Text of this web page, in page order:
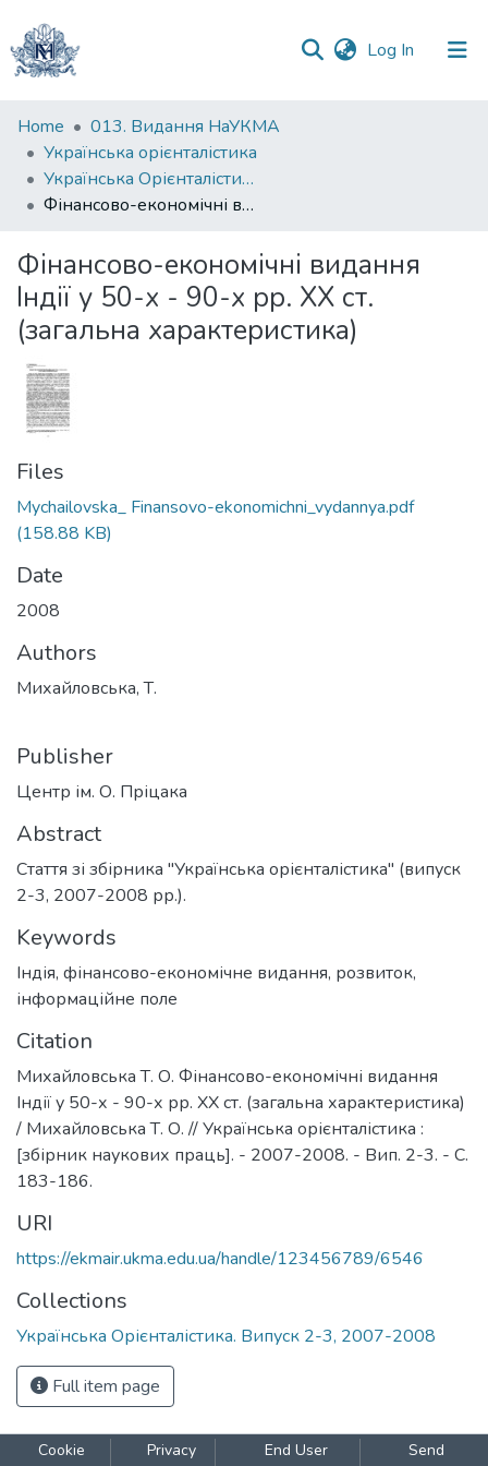
Log In (current)
Communities
&
Collections
Statistics
Home
013. Видання НаУКМА
Українська орієнталістика
Українська Орієнталістика. Випуск 2-3, 2007-2008
Фінансово-економічні видання Індії у 50-х - 90-х рр. ХХ ст. (загальна характеристика)
Фінансово-економічні видання
Індії у 50-х - 90-х рр. ХХ ст.
(загальна характеристика)
Files
Mychailovska_ Finansovo-ekonomichni_vydannya.pdf
(158.88 KB)
Date
2008
Authors
Михайловська, Т.
Publisher
Центр ім. О. Пріцака
Abstract
Стаття зі збірника "Українська орієнталістика" (випуск
2-3, 2007-2008 рр.).
Keywords
Індія, фінансово-економічне видання, розвиток,
інформаційне поле
Citation
Михайловська Т. О. Фінансово-економічні видання
Індії у 50-х - 90-х рр. ХХ ст. (загальна характеристика)
/ Михайловська Т. О. // Українська орієнталістика :
[збірник наукових праць]. - 2007-2008. - Вип. 2-3. - С.
183-186.
URI
https://ekmair.ukma.edu.ua/handle/123456789/6546
Collections
Українська Орієнталістика. Випуск 2-3, 2007-2008
Full item page
Cookie
Privacy
End User
Send